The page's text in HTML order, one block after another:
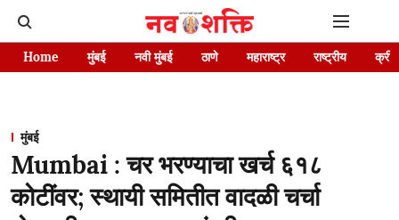
Home मुंबई नवी मुंबई ठाणे महाराष्ट्र राष्ट्रीय
मुंबई
Mumbai : चर भरण्याचा खर्च ६१८
कोटींवर; स्थायी समितीत वादळी चर्चा